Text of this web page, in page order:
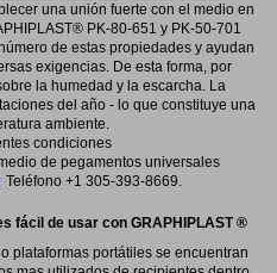
una unión fuerte con el medio en
PK-80-651 y PK-50-701
de estas propiedades y ayudan
exigencias. De esta forma, por
la humedad y la escarcha. La
del año - lo que constituye una
ambiente.
condiciones
de pegamentos universales
Teléfono +1 305-393-8669.
fácil de usar con GRAPHIPLAST ®
plataformas portátiles se encuentran